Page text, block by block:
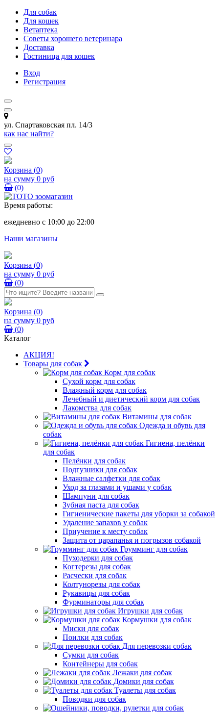
Для собак
Для кошек
Ветаптека
Советы хорошего ветеринара
Доставка
Гостиница для кошек
Вход
Регистрация
ул. Спартаковская пл. 14/3
как нас найти?
Корзина (0)
на сумму 0 руб
(0)
Время работы:
ежедневно с 10:00 до 22:00
Наши магазины
Корзина (0)
на сумму 0 руб
(0)
Корзина (0)
на сумму 0 руб
(0)
Каталог
АКЦИЯ!
Товары для собак
Корм для собак
Сухой корм для собак
Влажный корм для собак
Лечебный и диетический корм для собак
Лакомства для собак
Витамины для собак
Одежда и обувь для
собак
Гигиена, пелёнки
для собак
Пелёнки для собак
Подгузники для собак
Влажные салфетки для собак
Уход за глазами и ушами у собак
Шампуни для собак
Зубная паста для собак
Гигиенические пакеты для уборки за собакой
Удаление запахов у собак
Приучение к месту собак
Защита от царапанья и погрызов собакой
Грумминг для собак
Пуходерки для собак
Когтерезы для собак
Расчески для собак
Колтунорезы для собак
Рукавицы для собак
Фурминаторы для собак
Игрушки для собак
Кормушки для собак
Миски для собак
Поилки для собак
Для перевозки собак
Сумки для собак
Контейнеры для собак
Лежаки для собак
Домики для собак
Туалеты для собак
Поводки для собак